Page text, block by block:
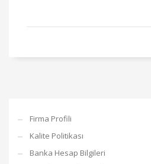
Firma Profili
Kalite Politikası
Banka Hesap Bilgileri